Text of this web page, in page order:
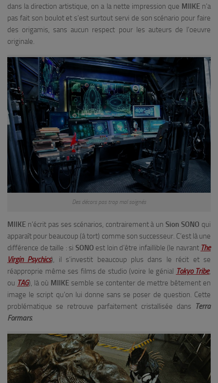
dans la direction artistique, on a la nette impression que MIIKEn’a
pas fait son boulot et s’est surtout servi de son scénario pour faire
des origamis, sans aucun respect pour les auteurs de l’oeuvre
originale.
Des décors pas trop mal soignés
MIIKE n’écrit pas ses scénarios, contrairement à unSion SONO qui
apparaît pour beaucoup (à tort) comme son successeur. C’est là une
différence de taille : si SONO est loin d’être infaillible (le navrant The
Virgin Psychics), il s’investit beaucoup plus dans le récit et se
réapproprie même ses films de studio (voire le génial Tokyo Tribe,
ou TAG), là où MIIKE semble se contenter de mettre bêtement en
image le script qu’on lui donne sans se poser de question. Cette
problématique se retrouve parfaitement cristallisée dans
Terra
Formars.